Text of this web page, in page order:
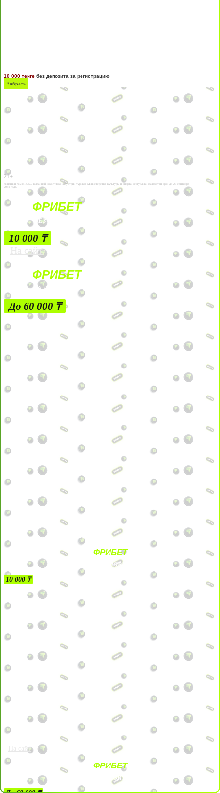
10 000 тенге без депозита за регистрацию
Забрать
21+
Лицензии №24514359, выданной комитетом индустрии туризма Министерства культуры и спорта Республики Казахстан срок до 27 сентября
2034 года.
ФРИБЕТ
БЕЗ УСЛОВИЙ
10 000 ₸
На сайт
ФРИБЕТ
ЗА ДЕПОЗИТЫ
До 60 000 ₸
ФРИБЕТ
БЕЗ УСЛОВИЙ
10 000 ₸
На сайт
ФРИБЕТ
ЗА ДЕПОЗИТЫ